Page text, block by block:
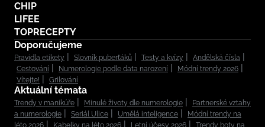
CHIP
LIFEE
TOPRECEPTY
Doporučujeme
Pravidla etikety Slovník puberťáků Testy a kvízy
Andělská čísla
Cestování
Numerologie podle data narození
Módní trendy 2026
Vítejte!
Grilování
Aktuální témata
Trendy v manikúře Minulé životy dle numerologie
Partnerské vztahy
a numerologie
Seriál Ulice Umělá inteligence
Módní trendy na